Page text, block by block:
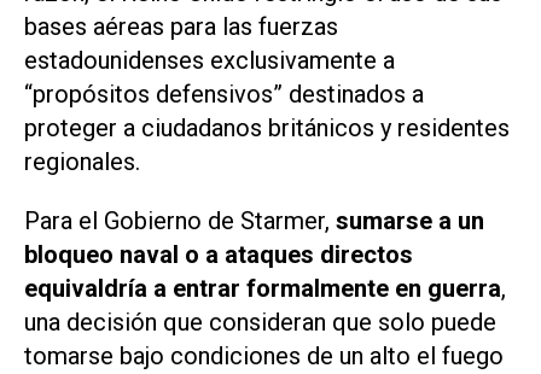
bases aéreas para las fuerzas
estadounidenses exclusivamente a
“propósitos defensivos” destinados a
proteger a ciudadanos británicos y residentes
regionales.
Para el Gobierno de Starmer, sumarse a un
bloqueo naval o a ataques directos
equivaldría a entrar formalmente en guerra,
una decisión que consideran que solo puede
tomarse bajo condiciones de un alto el fuego